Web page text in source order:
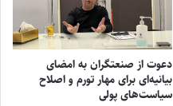
دعوت از صنعتگران به امضای
بیانیه‌ای برای مهار تورم و اصلاح
سیاست‌های پولی